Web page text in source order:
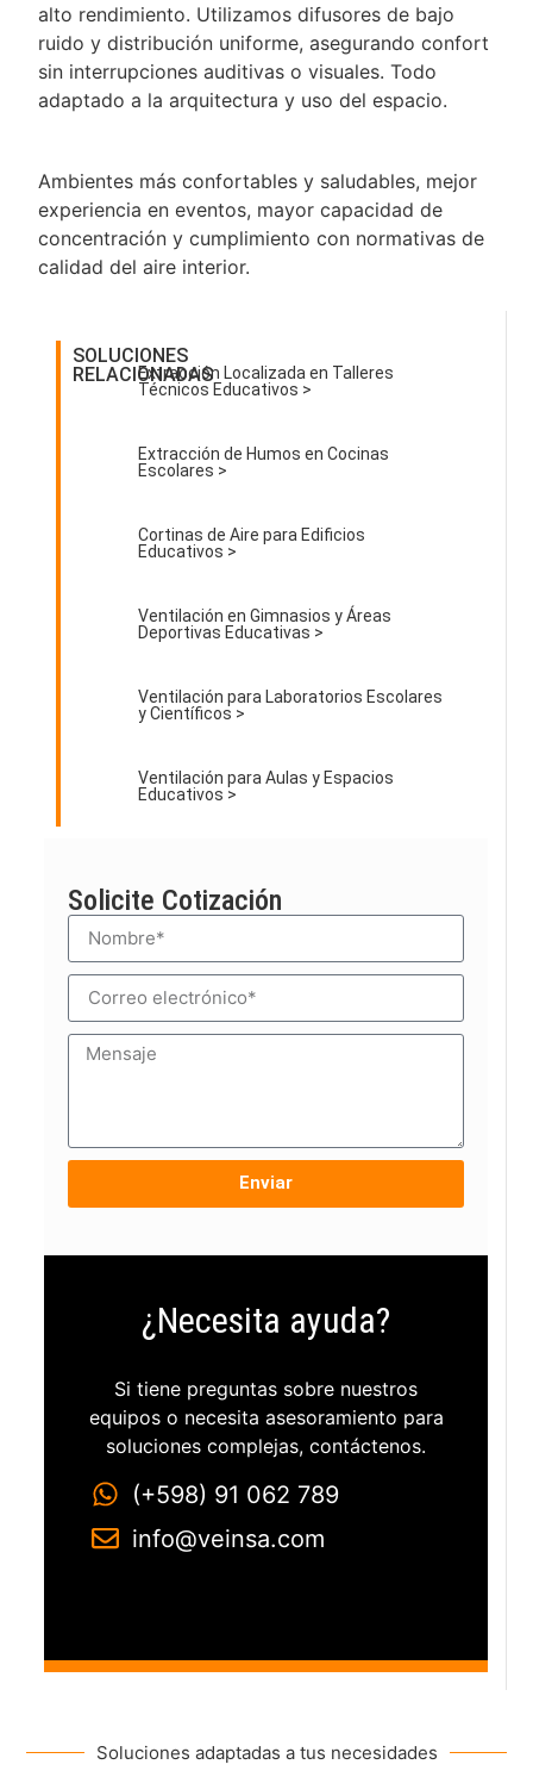
SOLUCIONES
RELACIONADAS
Extracción Localizada en Talleres
Técnicos Educativos >
Extracción de Humos en Cocinas
Escolares >
Cortinas de Aire para Edificios
Educativos >
Ventilación en Gimnasios y Áreas
Deportivas Educativas >
Ventilación para Laboratorios Escolares
y Científicos >
Ventilación para Aulas y Espacios
Educativos >
Solicite Cotización
Enviar
¿Necesita ayuda?
Si tiene preguntas sobre nuestros
equipos o necesita asesoramiento para
soluciones complejas, contáctenos.
(+598) 91 062 789
info@veinsa.com
alto rendimiento. Utilizamos difusores de bajo
ruido y distribución uniforme, asegurando confort
sin interrupciones auditivas o visuales. Todo
adaptado a la arquitectura y uso del espacio.
Ambientes más confortables y saludables, mejor
experiencia en eventos, mayor capacidad de
concentración y cumplimiento con normativas de
calidad del aire interior.
Soluciones adaptadas a tus necesidades